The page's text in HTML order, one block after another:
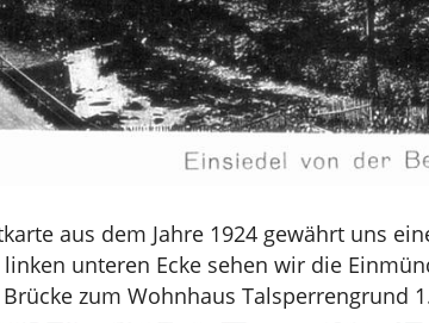
aus dem Jahre 1924 gewährt uns
unteren Ecke sehen wir die
zum Wohnhaus Talsperrengrund